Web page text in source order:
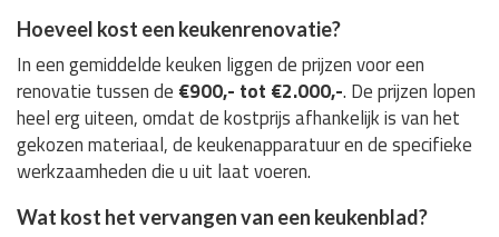
Hoeveel kost een keukenrenovatie?
In een gemiddelde keuken liggen de prijzen voor een
renovatie tussen de €900,- tot €2.000,-. De prijzen lopen
heel erg uiteen, omdat de kostprijs afhankelijk is van het
gekozen materiaal, de keukenapparatuur en de specifieke
werkzaamheden die u uit laat voeren.
Wat kost het vervangen van een keukenblad?